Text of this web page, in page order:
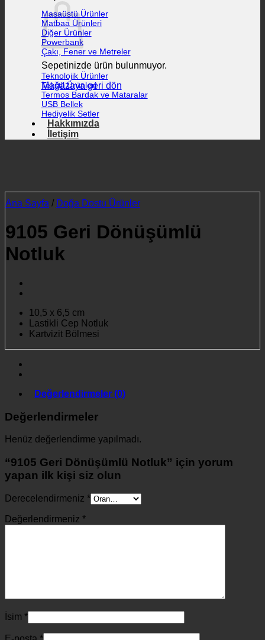
Sepetinizde ürün bulunmuyor.
Mağazaya geri dön
Masaüstü Ürünler
Matbaa Ürünleri
Diğer Ürünler
Powerbank
Çakı, Fener ve Metreler
Teknolojik Ürünler
Tekstil Ürünleri
Termos Bardak ve Mataralar
USB Bellek
Hediyelik Setler
Hakkımızda
İletişim
Ana Sayfa / Doğa Dostu Ürünler
9105 Geri Dönüşümlü
Notluk
10,5 x 6,5 cm
Lastikli Cep Notluk
Kartvizit Bölmesi
Değerlendirmeler (0)
Değerlendirmeler
Henüz değerlendirme yapılmadı.
“9105 Geri Dönüşümlü Notluk” için yorum
yapan ilk kişi siz olun
Derecelendirmeniz *
Değerlendirmeniz *
İsim *